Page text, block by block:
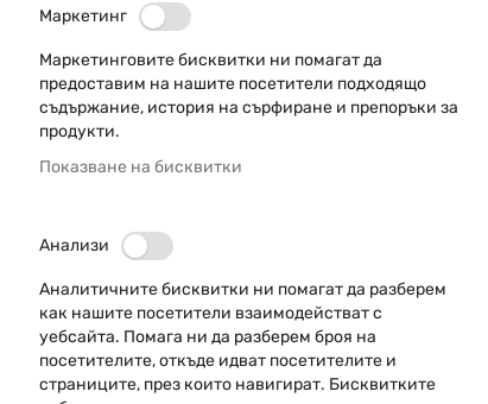
Преминете
към
началото
със
Детайли
Патроните RWS 7x57R HMK (H-Mantel) са
Mantel (HMK) комбинира висока проникваща
Характеристики:
Калибър: 7x57R
Тип куршум: HMK (H-Mantel – полумантелен)
Допълнителна
Маркетинг
Маркетинговите бисквитки ни помагат да
предоставим на нашите посетители подходящо
съдържание, история на сърфиране и препоръки за
продукти.
Показване на бисквитки
Анализи
Аналитичните бисквитки ни помагат да разберем
как нашите посетители взаимодействат с
уебсайта. Помага ни да разберем броя на
посетителите, откъде идват посетителите и
страниците, през които навигират. Бисквитките